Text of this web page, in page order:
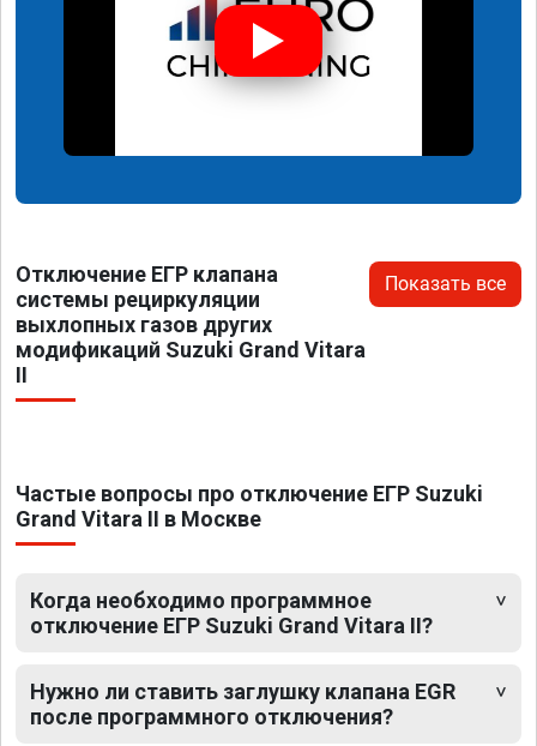
Отключение ЕГР клапана
системы рециркуляции
выхлопных газов других
модификаций Suzuki Grand Vitara
II
Показать все
Частые вопросы про отключение ЕГР Suzuki
Grand Vitara II в Москве
Когда необходимо программное
отключение ЕГР Suzuki Grand Vitara II?
Нужно ли ставить заглушку клапана EGR
после программного отключения?